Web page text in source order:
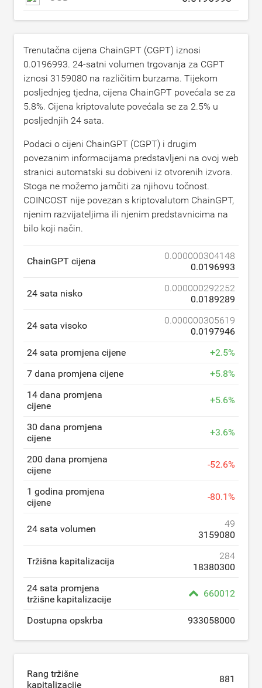
Trenutačna cijena ChainGPT (CGPT) iznosi
0.0196993. 24-satni volumen trgovanja za CGPT
iznosi 3159080 na različitim burzama. Tijekom
posljednjeg tjedna, cijena ChainGPT povećala se za
5.8%. Cijena kriptovalute povećala se za 2.5% u
posljednjih 24 sata.
Podaci o cijeni ChainGPT (CGPT) i drugim
povezanim informacijama predstavljeni na ovoj web
stranici automatski su dobiveni iz otvorenih izvora.
Stoga ne možemo jamčiti za njihovu točnost.
COINCOST nije povezan s kriptovalutom ChainGPT,
njenim razvijateljima ili njenim predstavnicima na
bilo koji način.
ChainGPT cijena
0.000000304148
0.0196993
24 sata nisko
0.000000292252
0.0189289
24 sata visoko
0.000000305619
0.0197946
24 sata promjena cijene
+2.5%
7 dana promjena cijene
+5.8%
14 dana promjena
cijene
+5.6%
30 dana promjena
cijene
+3.6%
200 dana promjena
cijene
-52.6%
1 godina promjena
cijene
-80.1%
24 sata volumen
49
3159080
Tržišna kapitalizacija
284
18380300
24 sata promjena
tržišne kapitalizacije
660012
Dostupna opskrba 933058000
Rang tržišne
kapitalizacije
881